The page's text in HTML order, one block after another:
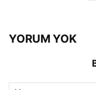
YORUM YOK